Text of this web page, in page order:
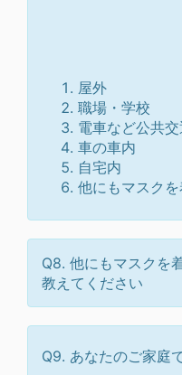
屋外
職場・学校
電車など公共
車の車内
自宅内
他にもマスク
Q8. 他にもマスクを
教えてください
Q9. あなたのご家庭